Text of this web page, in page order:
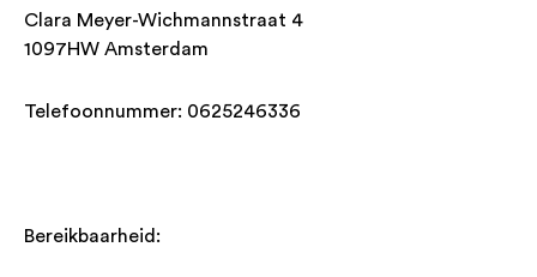
Clara Meyer-Wichmannstraat 4
1097HW Amsterdam
Telefoonnummer: 0625246336
Bereikbaarheid: